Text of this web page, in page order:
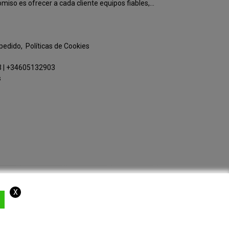
es ofrecer a cada cliente equipos fiables,...
Políticas de Cookies
+34605132903
X